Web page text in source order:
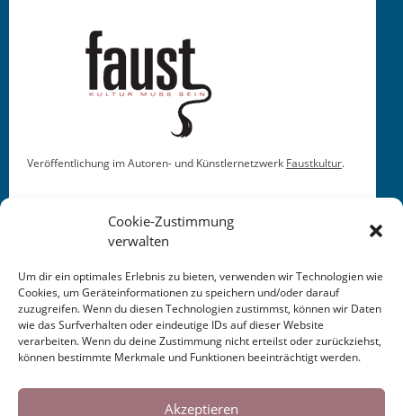
Cookies helfen uns bei der Bereitstellung
unserer Inhalte und Dienste. Durch die
Cookie-Zustimmung
verwalten
Um dir ein optimales Erlebnis zu bieten, verwenden wir Technologien wie
Cookies, um Geräteinformationen zu speichern und/oder darauf
zuzugreifen. Wenn du diesen Technologien zustimmst, können wir Daten
wie das Surfverhalten oder eindeutige IDs auf dieser Website
verarbeiten. Wenn du deine Zustimmung nicht erteilst oder zurückziehst,
können bestimmte Merkmale und Funktionen beeinträchtigt werden.
Akzeptieren
Veröf­fentlichung im Autoren- und Kün­stler­net­zw­erk Faustkul­tur.
This entry was posted inKALENDER . Bookmark the
permalink.
Post
Deutschsprachige Lyrik